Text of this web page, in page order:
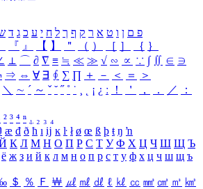
פ ם ן ו ט א ר ק ף ך ל ח י ע כ ג ד
『 』 【 】 ＂ （ ） ［ ］ ｛ ｝
⊥ ⌒ ∂ ∇ ≡ ≒ ≪ ≫ √ ∽ ∝ ∵ ∫ ∬ ∈ ∋
⇒ ⇔ ∀ ∃ ∮ ∑ ∏ ＋ － ＜ ＝
＞
＼ ∼ ´ ～ ˇ ˘ ˝ ˚ ˙ ¸ ¡ ¿ ː ！ ＇ ， ． ／
：
² ³ ⁴ ⁿ ₁ ₂ ₃ ₄
æ đ ð ħ ı ĳ ĸ ŀ ł ø œ ß þ ŧ ŋ ŉ
К Л М Н О П Р С Т У Ф Х Ц Ч Ш Щ Ъ
ё ж з и й к л м н о п р с т у ф х ц ч ш щ ъ
＄ ％ Ｆ ￦ ㎕ ㎖ ㎗ ℓ ㎘ ㏄ ㎣ ㎤ ㎥ ㎦